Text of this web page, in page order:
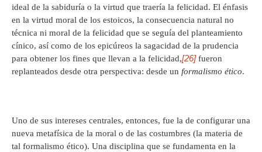
ideal de la sabiduría o la virtud que traería la felicidad. El énfasis
en la virtud moral de los estoicos, la consecuencia natural no
técnica ni moral de la felicidad que se seguía del planteamiento
cínico, así como de los epicúreos la sagacidad de la prudencia
para obtener los fines que llevan a la felicidad,[26]fueron
replanteados desde otra perspectiva: desde un formalismo ético.
Uno de sus intereses centrales, entonces, fue la de configurar una
nueva metafísica de la moral o de las costumbres (la materia de
tal formalismo ético). Una disciplina que se fundamenta en la